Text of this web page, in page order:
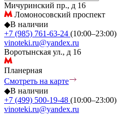
Мичуринский пр., д 16
Ломоносовский проспект
◆В наличии
+7 (985) 761-63-24 (10:00–23:00)
vinoteki.ru@yandex.ru
Воротынская ул., д 16
Планерная
Смотреть на карте
◆В наличии
+7 (499) 500-19-48 (10:00–23:00)
vinoteki.ru@yandex.ru